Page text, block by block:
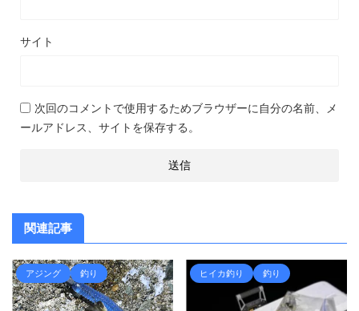
サイト
次回のコメントで使用するためブラウザーに自分の名前、メ
ールアドレス、サイトを保存する。
関連記事
アジング 釣り ヒイカ釣り 釣り